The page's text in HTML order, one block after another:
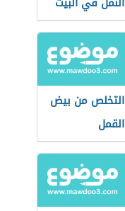
التخلص من بيض
القمل